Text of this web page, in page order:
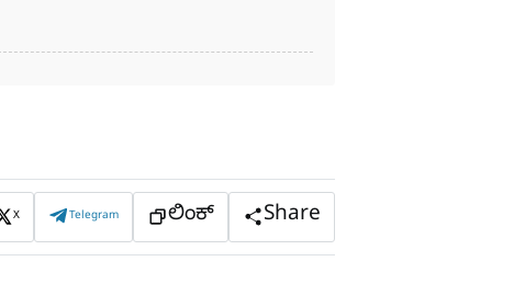
X Telegram ಲಿಂಕ್ Share